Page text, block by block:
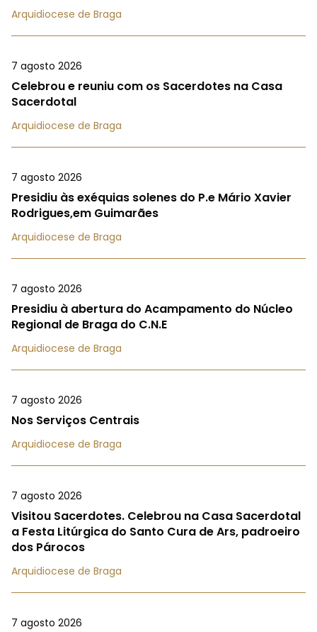
Arquidiocese de Braga
7 agosto 2026
Celebrou e reuniu com os Sacerdotes na Casa
Sacerdotal
Arquidiocese de Braga
7 agosto 2026
Presidiu às exéquias solenes do P.e Mário Xavier
Rodrigues,em Guimarães
Arquidiocese de Braga
7 agosto 2026
Presidiu à abertura do Acampamento do Núcleo
Regional de Braga do C.N.E
Arquidiocese de Braga
7 agosto 2026
Nos Serviços Centrais
Arquidiocese de Braga
7 agosto 2026
Visitou Sacerdotes. Celebrou na Casa Sacerdotal
a Festa Litúrgica do Santo Cura de Ars, padroeiro
dos Párocos
Arquidiocese de Braga
7 agosto 2026